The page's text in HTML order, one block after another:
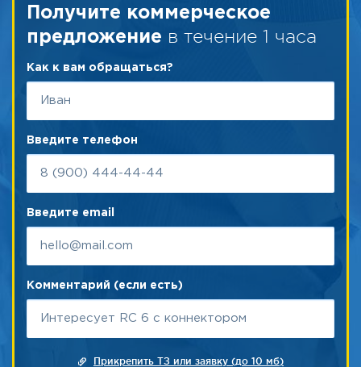
Получите коммерческое
предложение в течение 1 часа
Как к вам обращаться?
Введите телефон
Введите email
Комментарий (если есть)
Прикрепить ТЗ или заявку (до 10 мб)